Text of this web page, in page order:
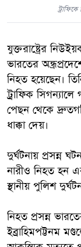
যুক্তরাষ্ট্রের
ভারতের
নিহত হয়েছেন।
ট্রাফিক
পেছন থেকে
ধাক্কা দেয়।
দুর্ঘটনায় প্রসন্ন
নারীও নিহত হন
স্থানীয় পুলিশ
নিহত প্রসন্ন
ইব্রাহিমপট্টনম